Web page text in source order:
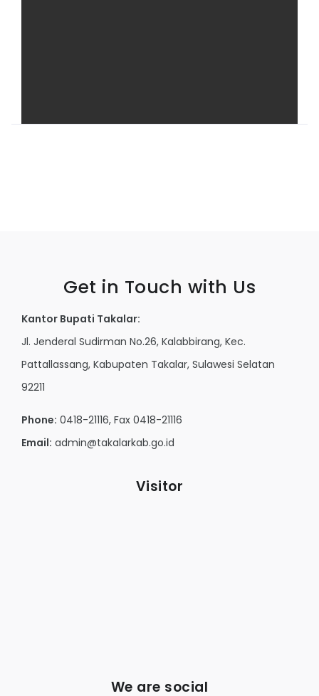
Get in Touch with Us
Kantor Bupati Takalar:
Jl. Jenderal Sudirman No.26, Kalabbirang, Kec.
Pattallassang, Kabupaten Takalar, Sulawesi Selatan
92211
Phone: 0418-21116, Fax 0418-21116
Email: admin@takalarkab.go.id
Visitor
We are social